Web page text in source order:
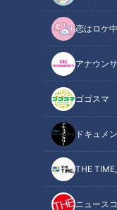
恋はロケ中
アナウン
ゴゴスマ
ドキュメ
THE TIME,
ニュース
ゲスト:辺見えみり
ゲンキスチューデン
ゲンキリサーチャー:
ドクター:山下智幸
ケガなどの思わぬ事
し、間違った処置を
て状態が悪化する事
応急処置を徹底リサ
処置の方法をご紹介